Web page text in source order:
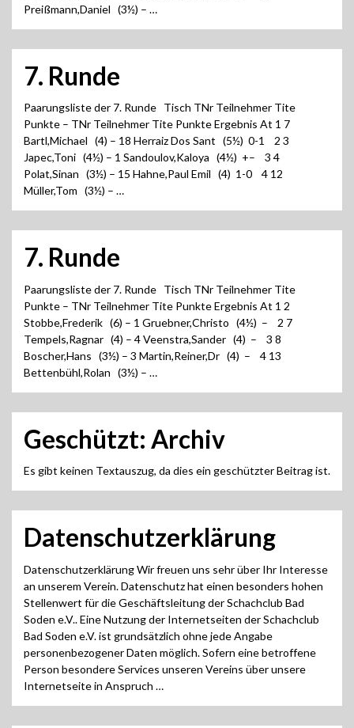
Preißmann,Daniel (3½) – …
7. Runde
Paarungsliste der 7. Runde Tisch TNr Teilnehmer Tite
Punkte – TNr Teilnehmer Tite Punkte Ergebnis At 1 7
Bartl,Michael (4) – 18 Herraiz Dos Sant (5½) 0-1 2 3
Japec,Toni (4½) – 1 Sandoulov,Kaloya (4½) +– 3 4
Polat,Sinan (3½) – 15 Hahne,Paul Emil (4) 1-0 4 12
Müller,Tom (3½) – …
7. Runde
Paarungsliste der 7. Runde Tisch TNr Teilnehmer Tite
Punkte – TNr Teilnehmer Tite Punkte Ergebnis At 1 2
Stobbe,Frederik (6) – 1 Gruebner,Christo (4½) – 2 7
Tempels,Ragnar (4) – 4 Veenstra,Sander (4) – 3 8
Boscher,Hans (3½) – 3 Martin,Reiner,Dr (4) – 4 13
Bettenbühl,Rolan (3½) – …
Geschützt: Archiv
Es gibt keinen Textauszug, da dies ein geschützter Beitrag ist.
Datenschutzerklärung
Datenschutzerklärung Wir freuen uns sehr über Ihr Interesse
an unserem Verein. Datenschutz hat einen besonders hohen
Stellenwert für die Geschäftsleitung der Schachclub Bad
Soden e.V.. Eine Nutzung der Internetseiten der Schachclub
Bad Soden e.V. ist grundsätzlich ohne jede Angabe
personenbezogener Daten möglich. Sofern eine betroffene
Person besondere Services unseren Vereins über unsere
Internetseite in Anspruch …